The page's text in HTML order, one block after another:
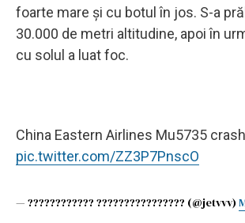
foarte mare şi cu botul în jos. S-a
30.000 de metri altitudine, apoi în
cu solul a luat foc.
China Eastern Airlines Mu5735 crash
pic.twitter.com/ZZ3P7PnscO
— ???????????? ???????????????? (@jetvvv)